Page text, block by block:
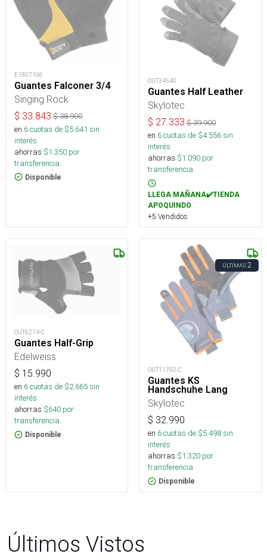
E1807196
Guantes Falconer 3/4
Singing Rock
$ 33.843 $38.900
en 6cuotas de $5.641 sin
interés
ahorras $1.350 por
transferencia.
Disponible
OUT34540
Guantes Half Leather
Skylotec
$ 27.333 $39.900
en 6cuotas de $4.556sin
interés
ahorras $1.090 por
transferencia.
LLEGA MAÑANA✔️TIENDA
APOQUINDO
+5 Vendidos
OUT6274-C
Guantes Half-Grip
Edelweiss
$ 15.990
en 6cuotas de $2.665sin
interés
ahorras $640 por
transferencia.
Disponible
ÚLTIMAS2
OUT11792-C
Guantes KS
Handschuhe Lang
Skylotec
$ 32.990
en 6cuotas de $5.498sin
interés
ahorras $1.320 por
transferencia.
Disponible
Últimos Vistos